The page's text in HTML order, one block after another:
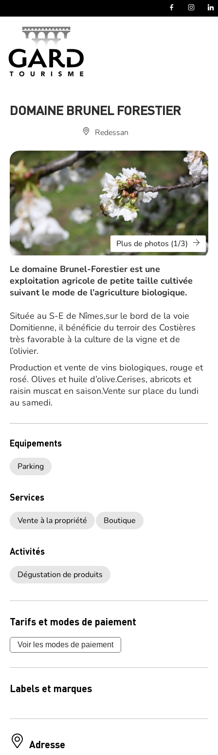
DOMAINE BRUNEL FORESTIER
Redessan
Plus de photos (1/3)
Le domaine Brunel-Forestier est une
exploitation agricole de petite taille cultivée
suivant le mode de l’agriculture biologique.
Située au S-E de Nîmes,sur le bord de la voie
Domitienne, il bénéficie du terroir des Costières
très favorable à la culture de la vigne et de
l’olivier.
Production et vente de vins biologiques, rouge et
rosé. Olives et huile d’olive.Cerises, abricots et
raisin muscat en saison.Vente sur place du lundi
au samedi.
Equipements
Parking
Services
Vente à la propriété Boutique
Activités
Dégustation de produits
Tarifs et modes de paiement
Voir les modes de paiement
Labels et marques
Adresse